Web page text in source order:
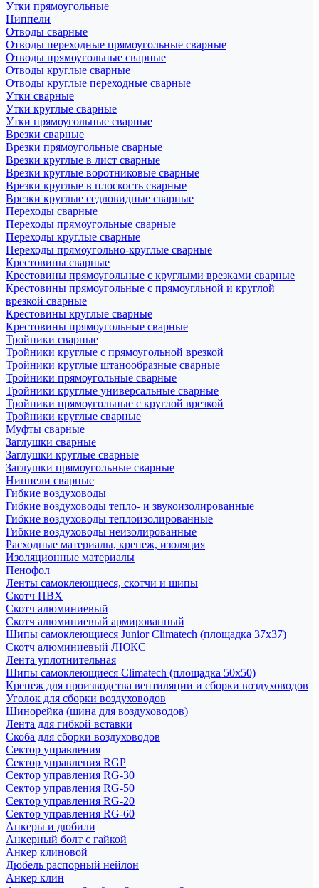
Утки прямоугольные
Ниппели
Отводы сварные
Отводы переходные прямоугольные сварные
Отводы прямоугольные сварные
Отводы круглые сварные
Отводы круглые переходные сварные
Утки сварные
Утки круглые сварные
Утки прямоугольные сварные
Врезки сварные
Врезки прямоугольные сварные
Врезки круглые в лист сварные
Врезки круглые воротниковые сварные
Врезки круглые в плоскость сварные
Врезки круглые седловидные сварные
Переходы сварные
Переходы прямоугольные сварные
Переходы круглые сварные
Переходы прямоугольно-круглые сварные
Крестовины сварные
Крестовины прямоугольные с круглыми врезками сварные
Крестовины прямоугольные с прямоугльной и круглой
врезкой сварные
Крестовины круглые сварные
Крестовины прямоугольные сварные
Тройники сварные
Тройники круглые с прямоугольной врезкой
Тройники круглые штанообразные сварные
Тройники прямоугольные сварные
Тройники круглые универсальные сварные
Тройники прямоугольные с круглой врезкой
Тройники круглые сварные
Муфты сварные
Заглушки сварные
Заглушки круглые сварные
Заглушки прямоугольные сварные
Ниппели сварные
Гибкие воздуховоды
Гибкие воздуховоды тепло- и звукоизолированные
Гибкие воздуховоды теплоизолированные
Гибкие воздуховоды неизолированные
Расходные материалы, крепеж, изоляция
Изоляционные материалы
Пенофол
Ленты самоклеющиеся, скотчи и шипы
Скотч ПВХ
Скотч алюминиевый
Скотч алюминиевый армированный
Шипы самоклеющиеся Junior Climatech (площадка 37х37)
Скотч алюминиевый ЛЮКС
Лента уплотнительная
Шипы самоклеющиеся Climatech (площадка 50х50)
Крепеж для производства вентиляции и сборки воздуховодов
Уголок для сборки воздуховодов
Шинорейка (шина для воздуховодов)
Лента для гибкой вставки
Скоба для сборки воздуховодов
Сектор управления
Сектор управления RGP
Сектор управления RG-30
Сектор управления RG-50
Сектор управления RG-20
Сектор управления RG-60
Анкеры и дюбили
Анкерный болт с гайкой
Анкер клиновой
Дюбель распорный нейлон
Анкер клин